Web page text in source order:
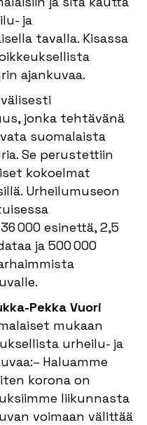
ja
tavalla. Kisassa
ajankuvaa.
jonka tehtävänä
suomalaista
Se perustettiin
kokoelmat
Urheilumuseon
000 esinettä, 2,5
ja 500 000
Pekka Vuori
mukaan
urheilu- ja
Haluamme
korona on
liikunnasta
voimaan välittää